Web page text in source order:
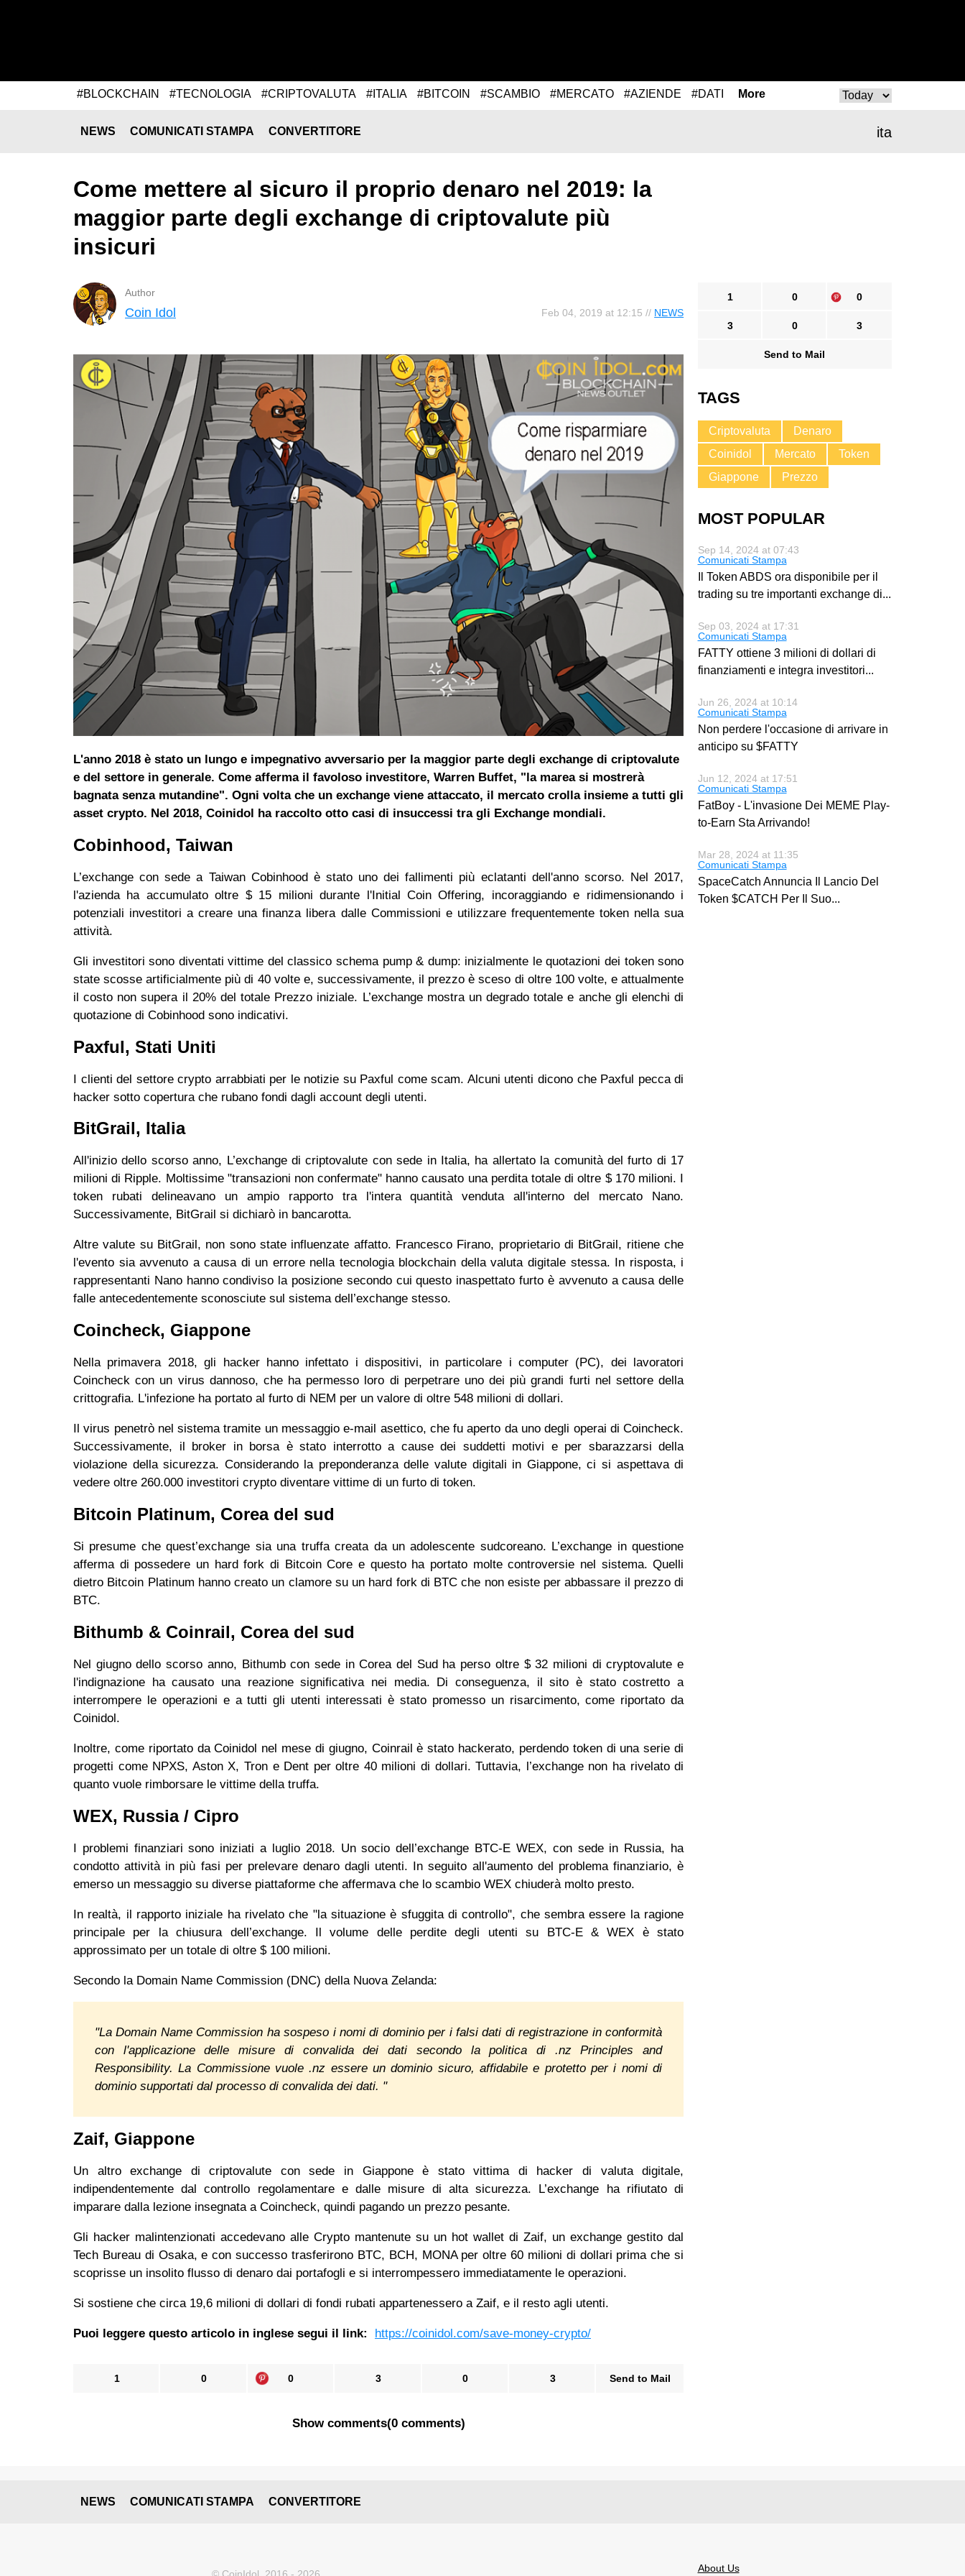
#BLOCKCHAIN #TECNOLOGIA #CRIPTOVALUTA #ITALIA #BITCOIN #SCAMBIO #MERCATO #AZIENDE #DATI More
ita
NEWS COMUNICATI STAMPA CONVERTITORE
Come mettere al sicuro il proprio denaro nel 2019: la
maggior parte degli exchange di criptovalute più
insicuri
Feb 04, 2019 at 12:15 // NEWS
Author
Coin Idol
L'anno 2018 è stato un lungo e impegnativo avversario per la maggior parte degli exchange di criptovalute
e del settore in generale. Come afferma il favoloso investitore, Warren Buffet, "la marea si mostrerà
bagnata senza mutandine". Ogni volta che un exchange viene attaccato, il mercato crolla insieme a tutti gli
asset crypto. Nel 2018, Coinidol ha raccolto otto casi di insuccessi tra gli Exchange mondiali.
Cobinhood, Taiwan
L’exchange con sede a Taiwan Cobinhood è stato uno dei fallimenti più eclatanti dell'anno scorso. Nel 2017,
l'azienda ha accumulato oltre $ 15 milioni durante l'Initial Coin Offering, incoraggiando e ridimensionando i
potenziali investitori a creare una finanza libera dalle Commissioni e utilizzare frequentemente token nella sua
attività.
Gli investitori sono diventati vittime del classico schema pump & dump: inizialmente le quotazioni dei token sono
state scosse artificialmente più di 40 volte e, successivamente, il prezzo è sceso di oltre 100 volte, e attualmente
il costo non supera il 20% del totale Prezzo iniziale. L’exchange mostra un degrado totale e anche gli elenchi di
quotazione di Cobinhood sono indicativi.
Paxful, Stati Uniti
I clienti del settore crypto arrabbiati per le notizie su Paxful come scam. Alcuni utenti dicono che Paxful pecca di
hacker sotto copertura che rubano fondi dagli account degli utenti.
BitGrail, Italia
All'inizio dello scorso anno, L’exchange di criptovalute con sede in Italia, ha allertato la comunità del furto di 17
milioni di Ripple. Moltissime "transazioni non confermate" hanno causato una perdita totale di oltre $ 170 milioni. I
token rubati delineavano un ampio rapporto tra l'intera quantità venduta all'interno del mercato Nano.
Successivamente, BitGrail si dichiarò in bancarotta.
Altre valute su BitGrail, non sono state influenzate affatto. Francesco Firano, proprietario di BitGrail, ritiene che
l'evento sia avvenuto a causa di un errore nella tecnologia blockchain della valuta digitale stessa. In risposta, i
rappresentanti Nano hanno condiviso la posizione secondo cui questo inaspettato furto è avvenuto a causa delle
falle antecedentemente sconosciute sul sistema dell’exchange stesso.
Coincheck, Giappone
Nella primavera 2018, gli hacker hanno infettato i dispositivi, in particolare i computer (PC), dei lavoratori
Coincheck con un virus dannoso, che ha permesso loro di perpetrare uno dei più grandi furti nel settore della
crittografia. L'infezione ha portato al furto di NEM per un valore di oltre 548 milioni di dollari.
Il virus penetrò nel sistema tramite un messaggio e-mail asettico, che fu aperto da uno degli operai di Coincheck.
Successivamente, il broker in borsa è stato interrotto a cause dei suddetti motivi e per sbarazzarsi della
violazione della sicurezza. Considerando la preponderanza delle valute digitali in Giappone, ci si aspettava di
vedere oltre 260.000 investitori crypto diventare vittime di un furto di token.
Bitcoin Platinum, Corea del sud
Si presume che quest’exchange sia una truffa creata da un adolescente sudcoreano. L’exchange in questione
afferma di possedere un hard fork di Bitcoin Core e questo ha portato molte controversie nel sistema. Quelli
dietro Bitcoin Platinum hanno creato un clamore su un hard fork di BTC che non esiste per abbassare il prezzo di
BTC.
Bithumb & Coinrail, Corea del sud
Nel giugno dello scorso anno, Bithumb con sede in Corea del Sud ha perso oltre $ 32 milioni di cryptovalute e
l'indignazione ha causato una reazione significativa nei media. Di conseguenza, il sito è stato costretto a
interrompere le operazioni e a tutti gli utenti interessati è stato promesso un risarcimento, come riportato da
Coinidol.
Inoltre, come riportato da Coinidol nel mese di giugno, Coinrail è stato hackerato, perdendo token di una serie di
progetti come NPXS, Aston X, Tron e Dent per oltre 40 milioni di dollari. Tuttavia, l’exchange non ha rivelato di
quanto vuole rimborsare le vittime della truffa.
WEX, Russia / Cipro
I problemi finanziari sono iniziati a luglio 2018. Un socio dell’exchange BTC-E WEX, con sede in Russia, ha
condotto attività in più fasi per prelevare denaro dagli utenti. In seguito all'aumento del problema finanziario, è
emerso un messaggio su diverse piattaforme che affermava che lo scambio WEX chiuderà molto presto.
In realtà, il rapporto iniziale ha rivelato che "la situazione è sfuggita di controllo", che sembra essere la ragione
principale per la chiusura dell’exchange. Il volume delle perdite degli utenti su BTC-E & WEX è stato
approssimato per un totale di oltre $ 100 milioni.
Secondo la Domain Name Commission (DNC) della Nuova Zelanda:
"La Domain Name Commission ha sospeso i nomi di dominio per i falsi dati di registrazione in conformità
con l'applicazione delle misure di convalida dei dati secondo la politica di .nz Principles and
Responsibility. La Commissione vuole .nz essere un dominio sicuro, affidabile e protetto per i nomi di
dominio supportati dal processo di convalida dei dati. "
Zaif, Giappone
Un altro exchange di criptovalute con sede in Giappone è stato vittima di hacker di valuta digitale,
indipendentemente dal controllo regolamentare e dalle misure di alta sicurezza. L’exchange ha rifiutato di
imparare dalla lezione insegnata a Coincheck, quindi pagando un prezzo pesante.
Gli hacker malintenzionati accedevano alle Crypto mantenute su un hot wallet di Zaif, un exchange gestito dal
Tech Bureau di Osaka, e con successo trasferirono BTC, BCH, MONA per oltre 60 milioni di dollari prima che si
scoprisse un insolito flusso di denaro dai portafogli e si interrompessero immediatamente le operazioni.
Si sostiene che circa 19,6 milioni di dollari di fondi rubati appartenessero a Zaif, e il resto agli utenti.
Puoi leggere questo articolo in inglese segui il link: https://coinidol.com/save-money-crypto/
1 0 0 3 0 3 Send to Mail
Show comments(0 comments)
1 0 0
3 0 3
Send to Mail
TAGS
Criptovaluta
Denaro
Coinidol
Mercato
Token
Giappone
Prezzo
MOST POPULAR
Sep 14, 2024 at 07:43
Comunicati Stampa
Il Token ABDS ora disponibile per il
trading su tre importanti exchange di...
Sep 03, 2024 at 17:31
Comunicati Stampa
FATTY ottiene 3 milioni di dollari di
finanziamenti e integra investitori...
Jun 26, 2024 at 10:14
Comunicati Stampa
Non perdere l'occasione di arrivare in
anticipo su $FATTY
Jun 12, 2024 at 17:51
Comunicati Stampa
FatBoy - L'invasione Dei MEME Play-
to-Earn Sta Arrivando!
Mar 28, 2024 at 11:35
Comunicati Stampa
SpaceCatch Annuncia Il Lancio Del
Token $CATCH Per Il Suo...
NEWS COMUNICATI STAMPA CONVERTITORE
About Us